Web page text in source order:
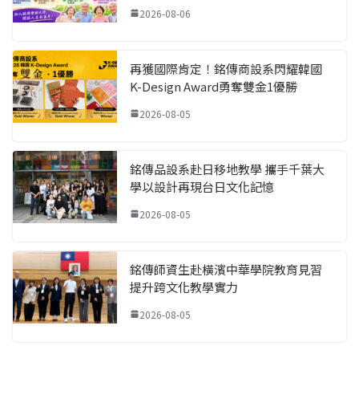
2026-08-06
再獲國際肯定！銘傳商設系閃耀韓國
K-Design Award勇奪雙金1優勝
2026-08-05
銘傳品設系赴日移地教學 攜手千葉大
學以設計再現台日文化記憶
2026-08-05
銘傳師資生赴橫濱中華學院教育見習
提升跨文化教學實力
2026-08-05